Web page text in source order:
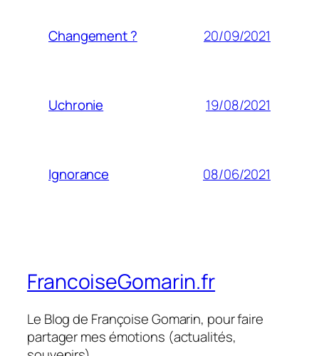
Changement ? 20/09/2021
Uchronie 19/08/2021
Ignorance 08/06/2021
FrancoiseGomarin.fr
Le Blog de Françoise Gomarin, pour faire
partager mes émotions (actualités,